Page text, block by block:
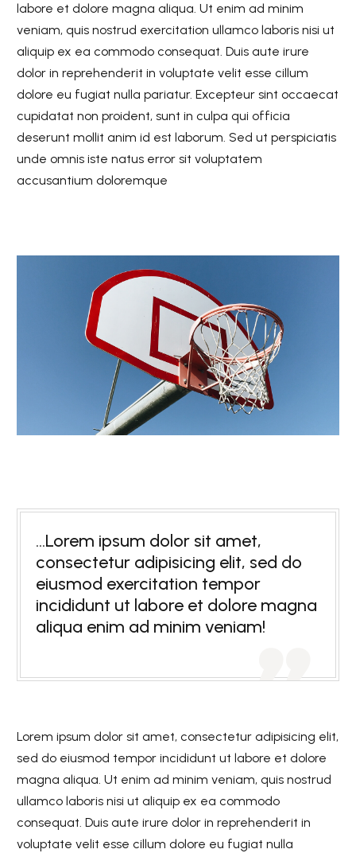
labore et dolore magna aliqua. Ut enim ad minim
veniam, quis nostrud exercitation ullamco laboris nisi ut
aliquip ex ea commodo consequat. Duis aute irure
dolor in reprehenderit in voluptate velit esse cillum
dolore eu fugiat nulla pariatur. Excepteur sint occaecat
cupidatat non proident, sunt in culpa qui officia
deserunt mollit anim id est laborum. Sed ut perspiciatis
unde omnis iste natus error sit voluptatem
accusantium doloremque
…Lorem ipsum dolor sit amet,
consectetur adipisicing elit, sed do
eiusmod exercitation tempor
incididunt ut labore et dolore magna
aliqua enim ad minim veniam!

Lorem ipsum dolor sit amet, consectetur adipisicing elit,
sed do eiusmod tempor incididunt ut labore et dolore
magna aliqua. Ut enim ad minim veniam, quis nostrud
ullamco laboris nisi ut aliquip ex ea commodo
consequat. Duis aute irure dolor in reprehenderit in
voluptate velit esse cillum dolore eu fugiat nulla